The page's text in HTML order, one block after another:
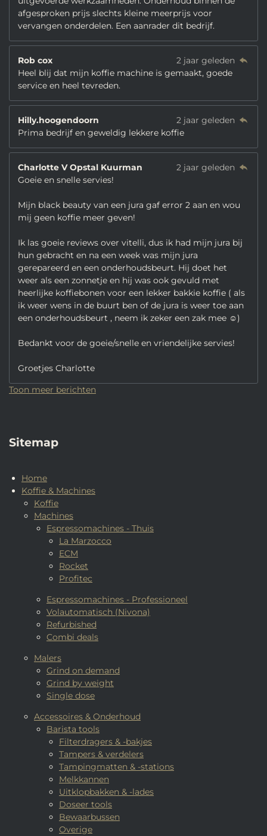
afgesproken prijs slechts kleine meerprijs voor
vervangen onderdelen. Een aanrader dit bedrijf.
Rob cox
2 jaar geleden
Heel blij dat mijn koffie machine is gemaakt, goede
service en heel tevreden.
Hilly.hoogendoorn
2 jaar geleden
Prima bedrijf en geweldig lekkere koffie
Charlotte V Opstal Kuurman
2 jaar geleden
Goeie en snelle servies!
Mijn black beauty van een jura gaf error 2 aan en wou
mij geen koffie meer geven!
Ik las goeie reviews over vitelli, dus ik had mijn jura bij
hun gebracht en na een week was mijn jura
gerepareerd en een onderhoudsbeurt. Hij doet het
weer als een zonnetje en hij was ook gevuld met
heerlijke koffiebonen voor een lekker bakkie koffie ( als
ik weer wens in de buurt ben of de jura is weer toe aan
een onderhoudsbeurt , neem ik zeker een zak mee ☺️)
Bedankt voor de goeie/snelle en vriendelijke servies!
Groetjes Charlotte
Toon meer berichten
Sitemap
Home
Koffie & Machines
Koffie
Machines
Espressomachines - Thuis
La Marzocco
ECM
Rocket
Profitec
Espressomachines - Professioneel
Volautomatisch (Nivona)
Refurbished
Combi deals
Malers
Grind on demand
Grind by weight
Single dose
Accessoires & Onderhoud
Barista tools
Filterdragers & -bakjes
Tampers & verdelers
Tampingmatten & -stations
Melkkannen
Uitklopbakken & -lades
Doseer tools
Bewaarbussen
Overige